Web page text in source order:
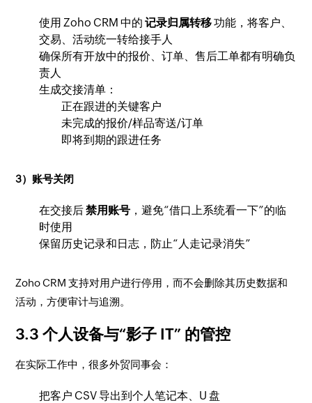
使用 Zoho CRM 中的记录归属转移功能，将客户、
交易、活动统一转给接手人
确保所有开放中的报价、订单、售后工单都有明确负
责人
生成交接清单：
正在跟进的关键客户
未完成的报价/样品寄送/订单
即将到期的跟进任务
3）账号关闭
在交接后禁用账号 ，避免“借口上系统看一下”的临
时使用
保留历史记录和日志，防止“人走记录消失”
Zoho CRM 支持对用户进行停用，而不会删除其历史数据和
活动，方便审计与追溯。
3.3 个人设备与“影子 IT” 的管控
在实际工作中，很多外贸同事会：
把客户 CSV 导出到个人笔记本、U 盘